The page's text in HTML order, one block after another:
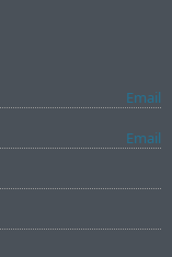
Email
Email